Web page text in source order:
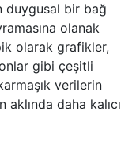
duygusal bir bağ
olanak
olarak grafikler,
gibi çeşitli
verilerin
aklında daha kalıcı